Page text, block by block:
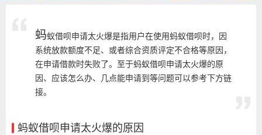
蚂蚁借呗申请太火爆是指用户在使用蚂蚁借呗时，因
系统放款额度不足、或者综合资质评定不合格等原因，
在申请借款时失败了。至于蚂蚁借呗申请太火爆的原
因、应该怎么办、几点能申请到等问题可以参考下方链
接。
蚂蚁借呗申请太火爆的原因